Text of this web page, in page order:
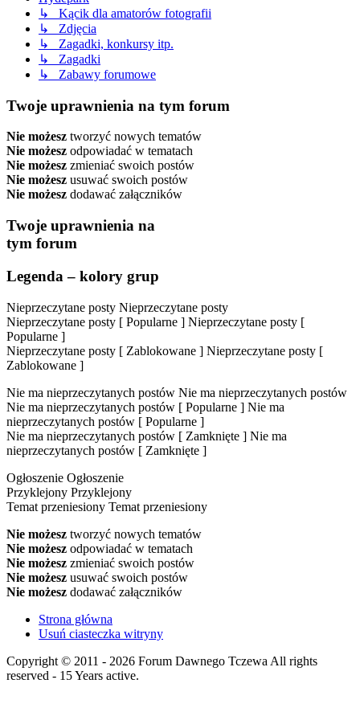
↳ Kącik dla amatorów fotografii
↳ Zdjęcia
↳ Zagadki, konkursy itp.
↳ Zagadki
↳ Zabawy forumowe
Twoje uprawnienia na tym forum
Nie możesz tworzyć nowych tematów
Nie możesz odpowiadać w tematach
Nie możesz zmieniać swoich postów
Nie możesz usuwać swoich postów
Nie możesz dodawać załączników
Twoje uprawnienia na
tym forum
Legenda – kolory grup
Nieprzeczytane posty Nieprzeczytane posty
Nieprzeczytane posty [ Popularne ] Nieprzeczytane posty [
Popularne ]
Nieprzeczytane posty [ Zablokowane ] Nieprzeczytane posty [
Zablokowane ]
Nie ma nieprzeczytanych postów Nie ma nieprzeczytanych postów
Nie ma nieprzeczytanych postów [ Popularne ] Nie ma
nieprzeczytanych postów [ Popularne ]
Nie ma nieprzeczytanych postów [ Zamknięte ] Nie ma
nieprzeczytanych postów [ Zamknięte ]
Ogłoszenie Ogłoszenie
Przyklejony Przyklejony
Temat przeniesiony Temat przeniesiony
Nie możesz tworzyć nowych tematów
Nie możesz odpowiadać w tematach
Nie możesz zmieniać swoich postów
Nie możesz usuwać swoich postów
Nie możesz dodawać załączników
Strona główna
Usuń ciasteczka witryny
Copyright © 2011 - 2026 Forum Dawnego Tczewa All rights
reserved - 15 Years active.